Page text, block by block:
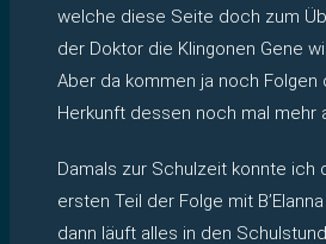
welche diese Seite doch zum
der Doktor die Klingonen Gene
Aber da kommen ja noch
Herkunft dessen noch mal mehr
Damals zur Schulzeit konnte ich
ersten Teil der Folge mit
dann läuft alles in den